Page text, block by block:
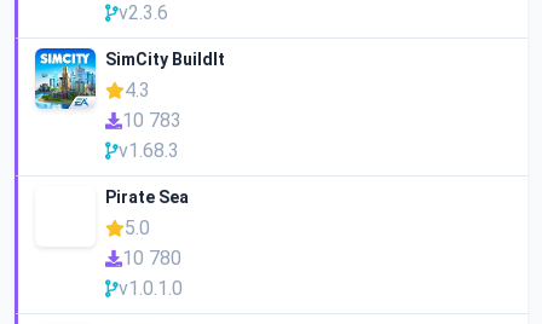
v2.3.6
SimCity BuildIt
4.3
10 783
v1.68.3
Pirate Sea
5.0
10 780
v1.0.1.0